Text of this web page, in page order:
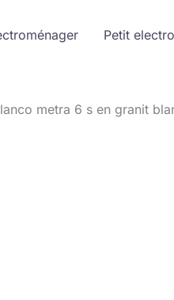
Petit
metra 6 s en granit